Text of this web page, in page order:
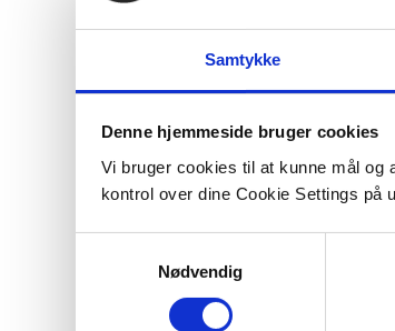
Samtykke
Denne hjemmeside bruger cookies
Vi bruger cookies til at kunne mål og
kontrol over dine Cookie Settings på
Nødvendig